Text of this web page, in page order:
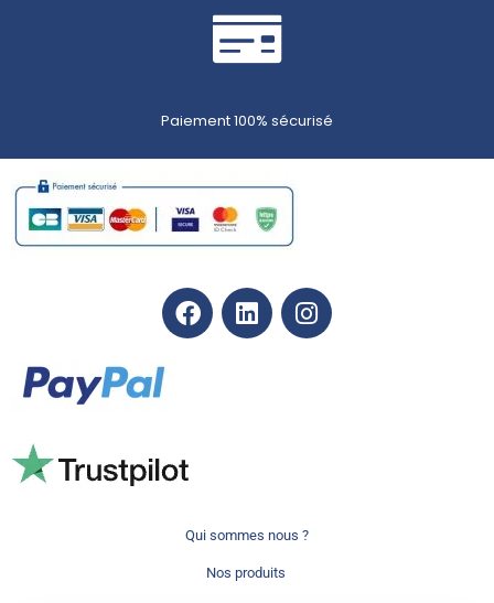
Paiement 100% sécurisé
Qui sommes nous ?
Nos produits